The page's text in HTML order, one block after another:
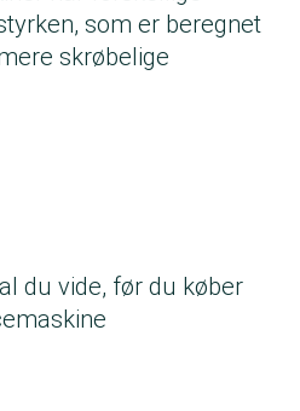
som er beregnet
skrøbelige
du vide, før du køber